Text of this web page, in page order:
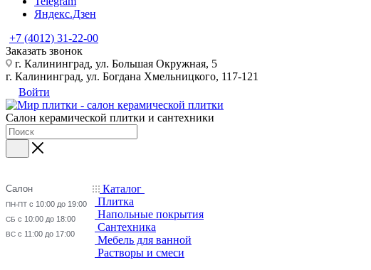
Яндекс.Дзен
+7 (4012) 31-22-00
Заказать звонок
г. Калининград, ул. Большая Окружная, 5
г. Калининград, ул. Богдана Хмельницкого, 117-121
Войти
Салон керамической плитки и сантехники
Салон
ПН-ПТ с 10:00 до 19:00
СБ с 10:00 до 18:00
ВС с 11:00 до 17:00
Каталог
Плитка
Напольные покрытия
Сантехника
Мебель для ванной
Растворы и смеси